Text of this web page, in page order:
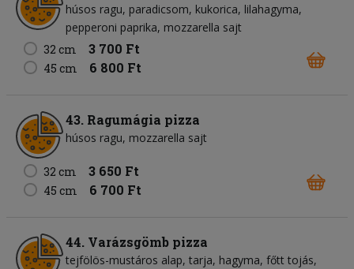
húsos ragu paradicsom kukorica lilahagyma
pepperoni paprika mozzarella sajt
32 cm
3 700 Ft
45 cm 6 800 Ft
43. Ragumágia pizza
húsos ragu mozzarella sajt
32 cm 3 650 Ft
45 cm 6 700 Ft
44. Varázsgömb pizza
tejfölös-mustáros alap tarja hagyma főtt tojás